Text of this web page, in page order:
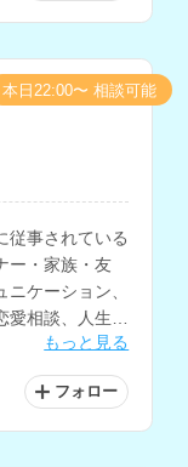
従事されている
ー・家族・友
ケーション、
相談、人生相
ます。もっと見る
フォロー
本日22:00〜 相談可能